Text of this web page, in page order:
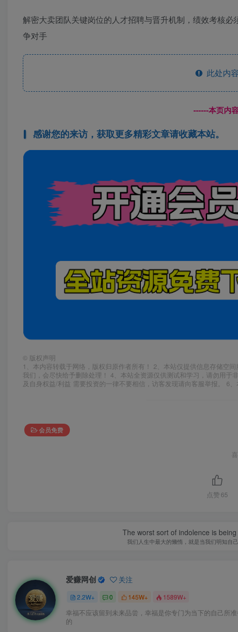
解密大卖团队关键岗位的人才招聘与晋升机制，绩效考核
争对手
此处内
------本页内
感谢您的来访，获取更多精彩文章请收藏本站。
© 版权声明
1、本内容转载于网络，版权归原作者所有！ 2、本站仅提供信息存储空
我们，会尽快给予删除处理！ 4、本站全资源仅供测试和学习，请勿用
及自身权益/利益 需要投资的一律不要相信，访客发现请向客服举报。 6
会员免费
点赞 65
The worst sort of indolence is
我们人生中最大的懒惰，就是当我们明知自
爱赚网创 关注
2.2W+ 0 145W+ 1589W+
幸福不应该留到未来品尝，幸福是你专门为当下的自己所准
的